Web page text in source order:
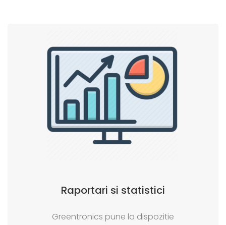
Raportari si statistici
Greentronics pune la dispozitie